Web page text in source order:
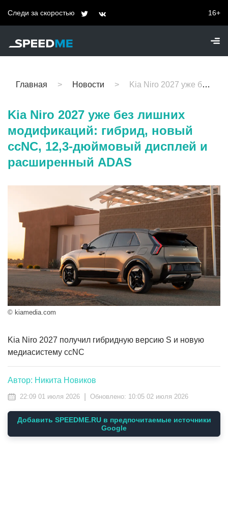
Следи за скоростью 16+
Главная Новости Kia Niro 2027 уже без лишних модификаций: гибрид, новый ccNC, 12,3-дюймовый дисплей и расширенный ADAS
Kia Niro 2027 уже без лишних
модификаций: гибрид, новый
ccNC, 12,3-дюймовый дисплей и
расширенный ADAS
© kiamedia.com
Kia Niro 2027 получил гибридную версию S и новую
медиасистему ccNC
Автор: Никита Новиков
22:09 01 июля 2026 Обновлено: 10:05 02 июля 2026
Добавить SPEEDME.RU в предпочитаемые источники
Google